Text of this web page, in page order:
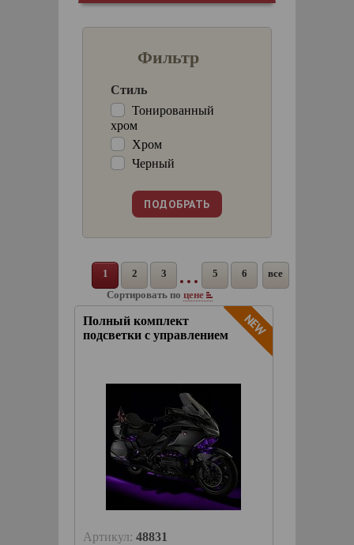
Фильтр
Стиль
Тонированный
хром
Хром
Черный
1 2 3 5 6
все
Сортировать по цене
Полный комплект
подсветки с управлением
Артикул: 48831